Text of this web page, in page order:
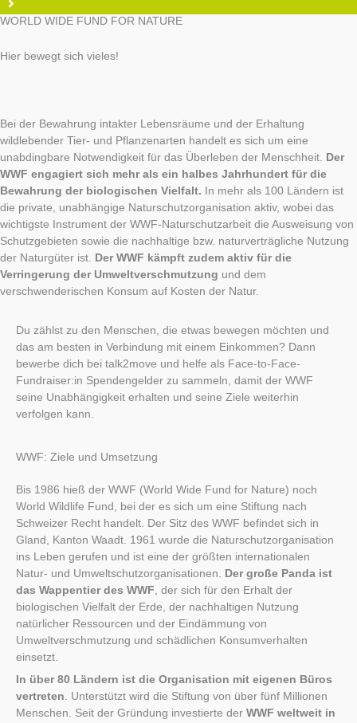
WORLD WIDE FUND FOR NATURE
Hier bewegt sich vieles!
Bei der Bewahrung intakter Lebensräume und der Erhaltung
wildlebender Tier- und Pflanzenarten handelt es sich um eine
unabdingbare Notwendigkeit für das Überleben der Menschheit. Der
WWF engagiert sich mehr als ein halbes Jahrhundert für die
Bewahrung der biologischen Vielfalt. In mehr als 100 Ländern ist
die private, unabhängige Naturschutzorganisation aktiv, wobei das
wichtigste Instrument der WWF-Naturschutzarbeit die Ausweisung von
Schutzgebieten sowie die nachhaltige bzw. naturverträgliche Nutzung
der Naturgüter ist. Der WWF kämpft zudem aktiv für die
Verringerung der Umweltverschmutzung und dem
verschwenderischen Konsum auf Kosten der Natur.
Du zählst zu den Menschen, die etwas bewegen möchten und
das am besten in Verbindung mit einem Einkommen? Dann
bewerbe dich bei talk2move und helfe als Face-to-Face-
Fundraiser:in Spendengelder zu sammeln, damit der WWF
seine Unabhängigkeit erhalten und seine Ziele weiterhin
verfolgen kann.
WWF: Ziele und Umsetzung
Bis 1986 hieß der WWF (World Wide Fund for Nature) noch
World Wildlife Fund, bei der es sich um eine Stiftung nach
Schweizer Recht handelt. Der Sitz des WWF befindet sich in
Gland, Kanton Waadt. 1961 wurde die Naturschutzorganisation
ins Leben gerufen und ist eine der größten internationalen
Natur- und Umweltschutzorganisationen. Der große Panda ist
das Wappentier des WWF, der sich für den Erhalt der
biologischen Vielfalt der Erde, der nachhaltigen Nutzung
natürlicher Ressourcen und der Eindämmung von
Umweltverschmutzung und schädlichen Konsumverhalten
einsetzt.
In über 80 Ländern ist die Organisation mit eigenen Büros
vertreten. Unterstützt wird die Stiftung von über fünf Millionen
Menschen. Seit der Gründung investierte der WWF weltweit in